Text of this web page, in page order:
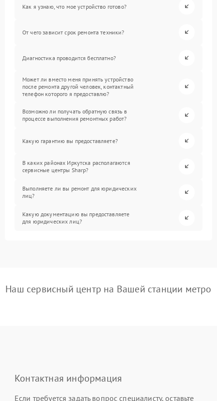
Как я узнаю, что мое устройство готово?
От чего зависит срок ремонта техники?
Диагностика проводится бесплатно?
Может ли вместо меня принять устройство
после ремонта другой человек, контактный
телефон которого я предоставлю?
Возможно ли получать обратную связь в
процессе выполнения ремонтных работ?
Какую гарантию вы предоставляете?
В каких районах Иркутска располагаются
сервисные центры Sharp?
Выполняете ли вы ремонт для юридических
лиц?
Какую документацию вы предоставляете
для юридических лиц?
Наш сервисный центр на Вашей станции метро
Контактная информация
Если требуется задать вопрос специалисту, оставьте